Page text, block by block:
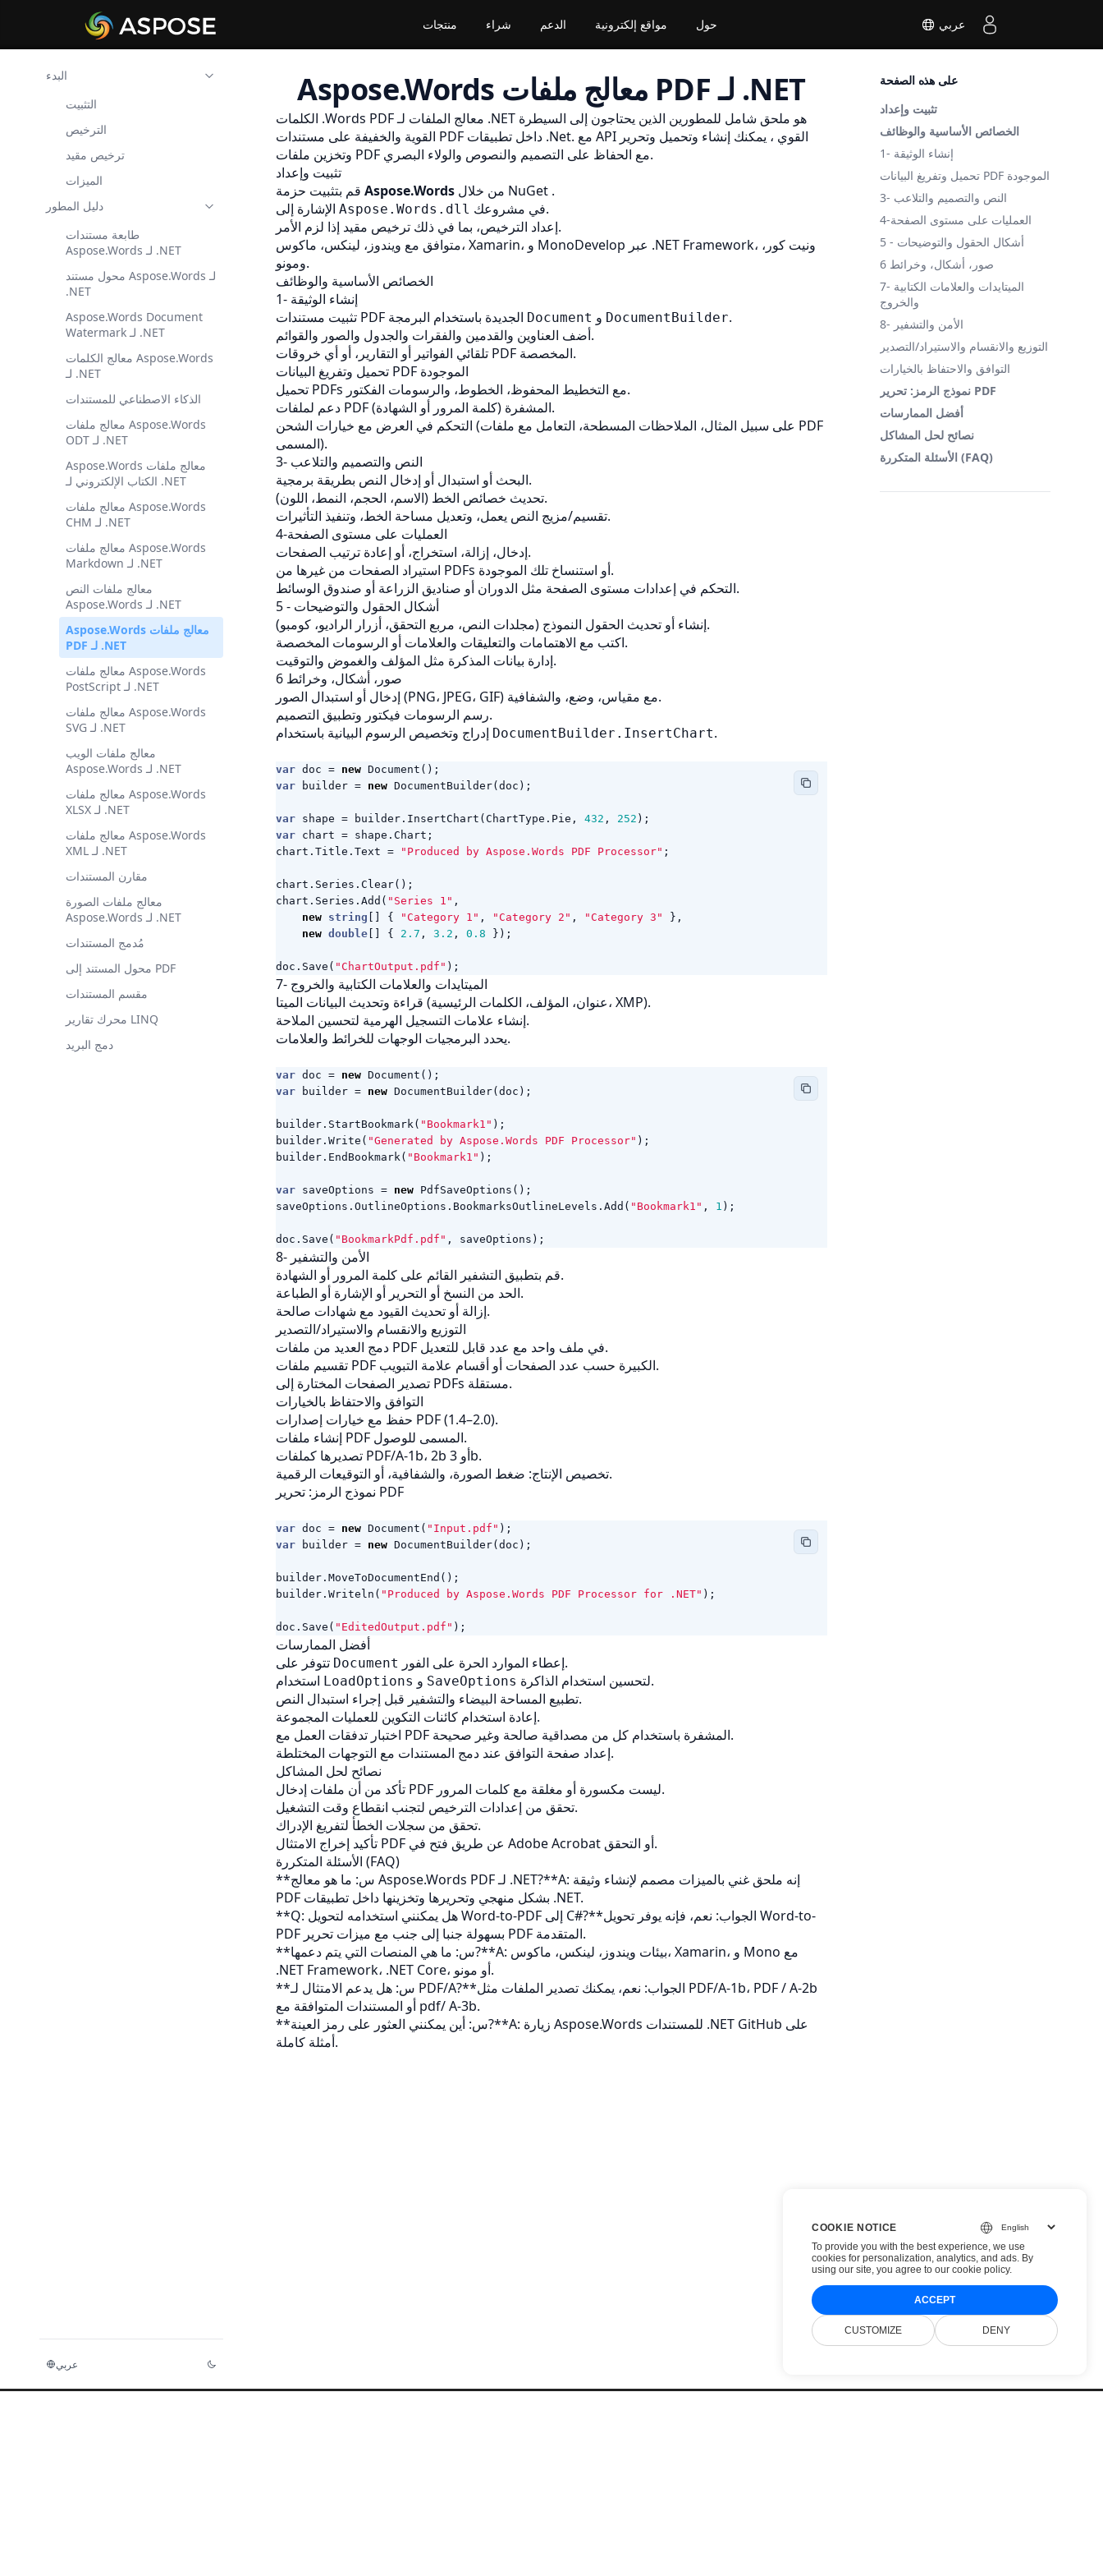
عربي منتجات شراء الدعم مواقع إلكترونية حول
البدء
التثبيت
الترخيص
ترخيص مقيد
الميزات
دليل المطور
طابعة مستندات
Aspose.Words لـ .NET
محول مستند Aspose.Words لـ
.NET
Aspose.Words Document
Watermark لـ .NET
معالج الكلمات Aspose.Words
لـ .NET
الذكاء الاصطناعي للمستندات
معالج ملفات Aspose.Words
ODT لـ .NET
Aspose.Words معالج ملفات
الكتاب الإلكتروني لـ .NET
معالج ملفات Aspose.Words
CHM لـ .NET
معالج ملفات Aspose.Words
Markdown لـ .NET
معالج ملفات النص
Aspose.Words لـ .NET
Aspose.Words معالج ملفات
PDF لـ .NET
معالج ملفات Aspose.Words
PostScript لـ .NET
معالج ملفات Aspose.Words
SVG لـ .NET
معالج ملفات الويب
Aspose.Words لـ .NET
معالج ملفات Aspose.Words
XLSX لـ .NET
معالج ملفات Aspose.Words
XML لـ .NET
مقارن المستندات
معالج ملفات الصورة
Aspose.Words لـ .NET
مُدمج المستندات
محول المستند إلى PDF
مقسم المستندات
محرك تقارير LINQ
دمج البريد
عربي
على هذه الصفحة
تثبيت وإعداد
الخصائص الأساسية والوظائف
1- إنشاء الوثيقة
تحميل وتفريغ البيانات PDF الموجودة
3- النص والتصميم والتلاعب
4-العمليات على مستوى الصفحة
5 - أشكال الحقول والتوضيحات
6 صور، أشكال، وخرائط
7- الميتايدات والعلامات الكتابية
والخروج
8- الأمن والتشفير
التوزيع والانقسام والاستيراد/التصدير
التوافق والاحتفاظ بالخيارات
نموذج الرمز: تحرير PDF
أفضل الممارسات
نصائح لحل المشاكل
الأسئلة المتكررة (FAQ)
Aspose.Words معالج ملفات PDF لـ .NET
الكلمات .Words PDFمعالج الملفات لـ .NET هو ملحق شامل للمطورين الذين يحتاجون إلى السيطرة
القوية والخفيفة على مستندات PDF داخل تطبيقات .Net. مع API القوي ، يمكنك إنشاء وتحميل وتحرير
وتخزين ملفات PDF مع الحفاظ على التصميم والنصوص والولاء البصري.
تثبيت وإعداد
Aspose.Words NuGet .
Aspose.Words.dll
في مشروعك.
إعداد الترخيص، بما في ذلك ترخيص مقيد
إذا لزم الأمر.
متوافق مع ويندوز، لينكس، ماكوس، Xamarin، و MonoDevelop عبر .NET Framework، ونيت كور،
ومونو.
الخصائص الأساسية والوظائف
1- إنشاء الوثيقة
Document DocumentBuilder.
أضف العناوين والقدمين والفقرات والجدول والصور والقوائم.
تلقائي الفواتير أو التقارير، أو أي خروقات PDF المخصصة.
تحميل وتفريغ البيانات PDF الموجودة
تحميل PDFs مع التخطيط المحفوظ، الخطوط، والرسومات الفكتور.
دعم لملفات PDF المشفرة (كلمة المرور أو الشهادة).
التحكم في العرض مع خيارات الشحن (على سبيل المثال، الملاحظات المسطحة، التعامل مع ملفات PDF
المسمى).
3- النص والتصميم والتلاعب
البحث أو استبدال أو إدخال النص بطريقة برمجية.
تحديث خصائص الخط (الاسم، الحجم، النمط، اللون).
تقسيم/مزيج النص يعمل، وتعديل مساحة الخط، وتنفيذ التأثيرات.
4-العمليات على مستوى الصفحة
إدخال، إزالة، استخراج، أو إعادة ترتيب الصفحات.
استيراد الصفحات من غيرها من PDFs أو استنساخ تلك الموجودة.
التحكم في إعدادات مستوى الصفحة مثل الدوران أو صناديق الزراعة أو صندوق الوسائط.
5 - أشكال الحقول والتوضيحات
إنشاء أو تحديث الحقول النموذج (مجلدات النص، مربع التحقق، أزرار الراديو، كومبو).
اكتب مع الاهتمامات والتعليقات والعلامات أو الرسومات المخصصة.
إدارة بيانات المذكرة مثل المؤلف والغموض والتوقيت.
6 صور، أشكال، وخرائط
إدخال أو استبدال الصور (PNG، JPEG، GIF) مع مقياس، وضع، والشفافية.
رسم الرسومات فيكتور وتطبيق التصميم.
DocumentBuilder.InsertChart.
var doc = new Document ();
var
builder = new DocumentBuilder( doc );
var shape = builder . InsertChart ( ChartType . Pie , 432 , 252 );
var chart = shape . Chart ;
chart . Title . Text = "Produced by Aspose.Words PDF Processor" ;
chart . Series . Clear();
chart . Series . Add ( "Series 1" ,
new string { "Category 1" , "Category 2" , "Category 3"
},
new double { 2.7 , 3.2 , 0.8 });
doc . Save ( "ChartOutput.pdf" );
7- الميتايدات والعلامات الكتابية والخروج
قراءة وتحديث البيانات الميتا (عنوان، المؤلف، الكلمات الرئيسية، XMP).
إنشاء علامات التسجيل الهرمية لتحسين الملاحة.
يحدد البرمجيات الوجهات للخرائط والعلامات.
var doc = new Document ();
var
builder = new DocumentBuilder( doc );
builder . StartBookmark( "Bookmark1" );
builder . Write ( "Generated by Aspose.Words PDF Processor" );
builder . EndBookmark( "Bookmark1" );
var saveOptions = new PdfSaveOptions ();
saveOptions . OutlineOptions . BookmarksOutlineLevels . Add ( "Bookmark1" , 1 );
doc . Save ( "BookmarkPdf.pdf" , saveOptions );
8- الأمن والتشفير
قم بتطبيق التشفير القائم على كلمة المرور أو الشهادة.
الحد من النسخ أو التحرير أو الإشارة أو الطباعة.
إزالة أو تحديث القيود مع شهادات صالحة.
التوزيع والانقسام والاستيراد/التصدير
دمج العديد من ملفات PDF في ملف واحد مع عدد قابل للتعديل.
تقسيم ملفات PDF الكبيرة حسب عدد الصفحات أو أقسام علامة التبويب.
تصدير الصفحات المختارة إلى PDFs مستقلة.
التوافق والاحتفاظ بالخيارات
حفظ مع خيارات إصدارات PDF (1.4–2.0).
إنشاء ملفات PDF المسمى للوصول.
تصديرها كملفات PDF/A-1b، 2b أو 3b.
تخصيص الإنتاج: ضغط الصورة، والشفافية، أو التوقيعات الرقمية.
نموذج الرمز: تحرير PDF
var doc = new Document ( "Input.pdf" );
var
builder = new DocumentBuilder( doc );
builder . MoveToDocumentEnd ();
builder . Writeln ( "Produced by Aspose.Words PDF Processor for .NET" );
doc . Save ( "EditedOutput.pdf" );
أفضل الممارسات
Document
إعطاء الموارد الحرة على الفور.
LoadOptions SaveOptions
لتحسين استخدام الذاكرة.
تطبيع المساحة البيضاء والتشفير قبل إجراء استبدال النص.
إعادة استخدام كائنات التكوين للعمليات المجموعة.
اختبار تدفقات العمل مع PDF المشفرة باستخدام كل من مصداقية صالحة وغير صحيحة.
إعداد صفحة التوافق عند دمج المستندات مع التوجهات المختلطة.
نصائح لحل المشاكل
تأكد من أن ملفات إدخال PDF ليست مكسورة أو مغلقة مع كلمات المرور.
تحقق من إعدادات الترخيص لتجنب انقطاع وقت التشغيل.
تحقق من سجلات الخطأ لتفريغ الإدراك.
تأكيد إخراج الامتثال PDF عن طريق فتح في Adobe Acrobat أو التحقق.
الأسئلة المتكررة (FAQ)
**س: ما هو معالج Aspose.Words PDF لـ .NET?**A: إنه ملحق غني بالميزات مصمم لإنشاء وثيقة
PDF بشكل منهجي وتحريرها وتخزينها داخل تطبيقات .NET.
**Q: هل يمكنني استخدامه لتحويل Word-to-PDF إلى C#?**الجواب: نعم، فإنه يوفر تحويل Word-to-
PDF بسهولة جنبا إلى جنب مع ميزات تحرير PDF المتقدمة.
**س: ما هي المنصات التي يتم دعمها?**A: بيئات ويندوز، لينكس، ماكوس، Xamarin، و Mono مع
.NET Framework، .NET Core، أو مونو.
**س: هل يدعم الامتثال لـ PDF/A?**الجواب: نعم، يمكنك تصدير الملفات مثل PDF/A-1b، PDF / A-2b
أو المستندات المتوافقة مع pdf/ A-3b.
Aspose.Words للمستندات .NET GitHub على
أمثلة كاملة.
COOKIE NOTICE
To provide you with the best experience, we use
cookies for personalization, analytics, and ads. By
using our site, you agree to our cookie policy.
ACCEPT
CUSTOMIZE DENY